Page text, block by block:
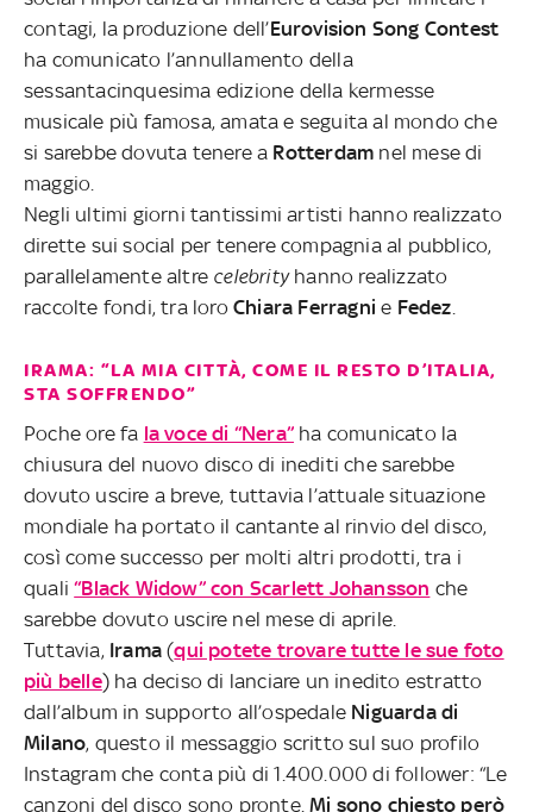
contagi, la produzione dell’Eurovision Song Contest
ha comunicato l’annullamento della
sessantacinquesima edizione della kermesse
musicale più famosa, amata e seguita al mondo che
si sarebbe dovuta tenere a Rotterdam nel mese di
maggio.
Negli ultimi giorni tantissimi artisti hanno realizzato
dirette sui social per tenere compagnia al pubblico,
parallelamente altre celebrityhanno realizzato
raccolte fondi, tra loro Chiara Ferragni e Fedez.
IRAMA: “LA MIA CITTÀ, COME IL RESTO D’ITALIA,
STA SOFFRENDO”
Poche ore fa la voce di “Nera” ha comunicato la
chiusura del nuovo disco di inediti che sarebbe
dovuto uscire a breve, tuttavia l’attuale situazione
mondiale ha portato il cantante al rinvio del disco,
così come successo per molti altri prodotti, tra i
quali“Black Widow” con Scarlett Johansson che
sarebbe dovuto uscire nel mese di aprile.
Tuttavia, Irama (qui potete trovare tutte le sue foto
più belle) ha deciso di lanciare un inedito estratto
dall’album in supporto all’ospedale Niguarda di
Milano, questo il messaggio scritto sul suo profilo
Instagram che conta più di 1.400.000 di follower: “Le
canzoni del disco sono pronte.Mi sono chiesto però